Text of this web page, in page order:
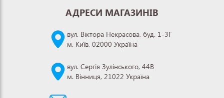
АДРЕСИ МАГАЗИНІВ
вул. Віктора Некрасова, буд. 1-3Г
м. Київ, 02000 Україна
вул. Сергія Зулінського, 44В
м. Вінниця, 21022 Україна